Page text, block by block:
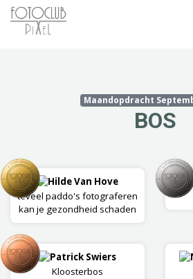
Maandopdracht
BOS
Hilde Van Hove
teveel paddo's fotograferen
kan je gezondheid schaden
Patrick Swiers
Kloosterbos